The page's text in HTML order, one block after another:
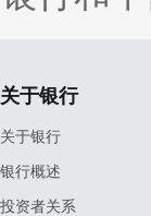
关于银行
关于银行
银行概述
投资者关系